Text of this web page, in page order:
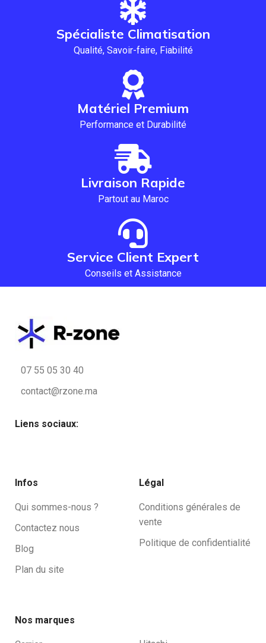
Spécialiste Climatisation
Qualité, Savoir-faire, Fiabilité
Matériel Premium
Performance et Durabilité
Livraison Rapide
Partout au Maroc
Service Client Expert
Conseils et Assistance
07 55 05 30 40
contact@rzone.ma
Liens sociaux:
Infos
Qui sommes-nous ?
Contactez nous
Blog
Plan du site
Légal
Conditions générales de
vente
Politique de confidentialité
Nos marques